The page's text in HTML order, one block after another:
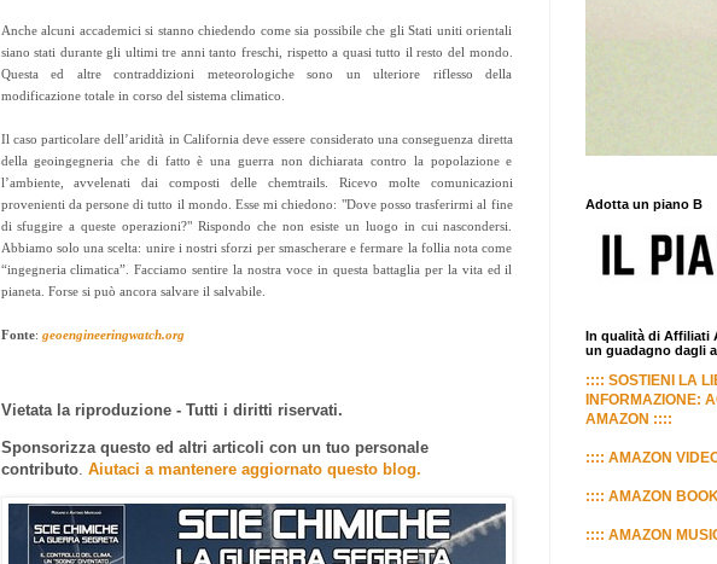
Anche alcuni accademici si stanno chiedendo come sia possibile che gli Stati uniti orientali
siano stati durante gli ultimi tre anni tanto freschi, rispetto a quasi tutto il resto del mondo.
Questa ed altre contraddizioni meteorologiche sono un ulteriore riflesso della
modificazione totale in corso del sistema climatico.
Il caso particolare dell’aridità in California deve essere considerato una conseguenza diretta
della geoingegneria che di fatto è una guerra non dichiarata contro la popolazione e
l’ambiente, avvelenati dai composti delle chemtrails. Ricevo molte comunicazioni
provenienti da persone di tutto il mondo. Esse mi chiedono: "Dove posso trasferirmi al fine
di sfuggire a queste operazioni?" Rispondo che non esiste un luogo in cui nascondersi.
Abbiamo solo una scelta: unire i nostri sforzi per smascherare e fermare la follia nota come
“ingegneria climatica”. Facciamo sentire la nostra voce in questa battaglia per la vita ed il
pianeta. Forse si può ancora salvare il salvabile.
Fonte: geoengineeringwatch.org
Vietata la riproduzione - Tutti i diritti riservati.
Sponsorizza questo ed altri articoli con un tuo personale
contributo. Aiutaci a mantenere aggiornato questo blog.
Adotta un piano B
In qualità di Affiliati
un guadagno dagli
:::: SOSTIENI LA
INFORMAZIONE:
AMAZON ::::
:::: AMAZON
:::: AMAZON
:::: AMAZON